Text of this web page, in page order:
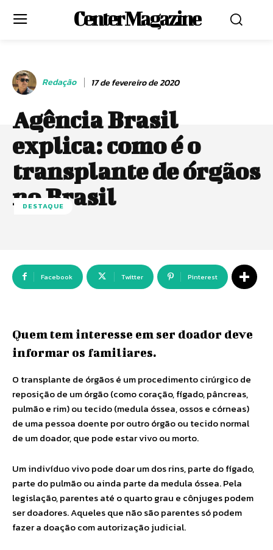
Center Magazine
Redação 17 de fevereiro de 2020
Agência Brasil
explica: como é o
transplante de órgãos
no Brasil
DESTAQUE
Facebook Twitter Pinterest
Quem tem interesse em ser doador deve
informar os familiares.
O transplante de órgãos é um procedimento cirúrgico de
reposição de um órgão (como coração, fígado, pâncreas,
pulmão e rim) ou tecido (medula óssea, ossos e córneas)
de uma pessoa doente por outro órgão ou tecido normal
de um doador, que pode estar vivo ou morto.
Um indivíduo vivo pode doar um dos rins, parte do fígado,
parte do pulmão ou ainda parte da medula óssea. Pela
legislação, parentes até o quarto grau e cônjuges podem
ser doadores. Aqueles que não são parentes só podem
fazer a doação com autorização judicial.